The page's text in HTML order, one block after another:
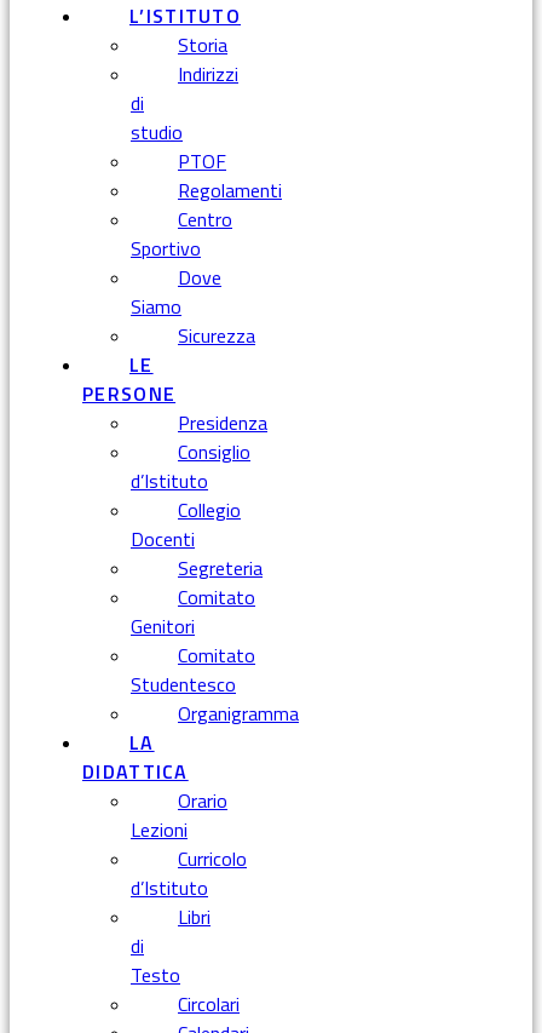
L’ISTITUTO
Storia
Indirizzi
di
studio
PTOF
Regolamenti
Centro
Sportivo
Dove
Siamo
Sicurezza
LE
PERSONE
Presidenza
Consiglio
d’Istituto
Collegio
Docenti
Segreteria
Comitato
Genitori
Comitato
Studentesco
Organigramma
LA
DIDATTICA
Orario
Lezioni
Curricolo
d’Istituto
Libri
di
Testo
Circolari